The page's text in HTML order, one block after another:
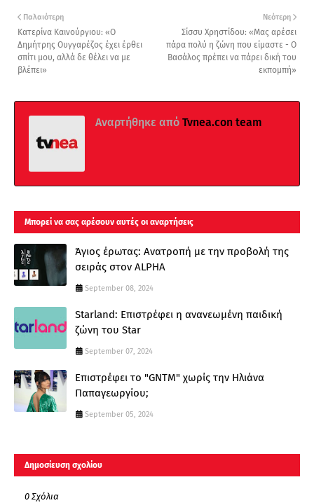
Νεότερη
Σίσσυ Χρηστίδου: «Μας αρέσει
πάρα πολύ η ζώνη που είμαστε - Ο
Βασάλος πρέπει να πάρει δική του
εκπομπή»
Παλαιότερη
Κατερίνα Καινούργιου: «Ο
Δημήτρης Ουγγαρέζος έχει έρθει
σπίτι μου, αλλά δε θέλει να με
βλέπει»
Αναρτήθηκε από Tvnea.con team
Μπορεί να σας αρέσουν αυτές οι αναρτήσεις
Άγιος έρωτας: Ανατροπή με την προβολή της
σειράς στον ALPHA
September 08, 2024
Starland: Επιστρέφει η ανανεωμένη παιδική
ζώνη του Star
September 07, 2024
Επιστρέφει το "GNTM" χωρίς την Ηλιάνα
Παπαγεωργίου;
September 05, 2024
Δημοσίευση σχολίου
0 Σχόλια